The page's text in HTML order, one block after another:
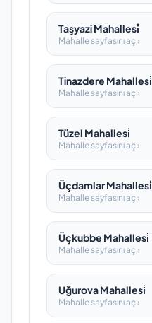
Taşyazi Mahallesi̇
Mahalle sayfasını aç ›
Tinazdere Mahallesi̇
Mahalle sayfasını aç ›
Tüzel Mahallesi̇
Mahalle sayfasını aç ›
Üçdamlar Mahallesi̇
Mahalle sayfasını aç ›
Üçkubbe Mahallesi̇
Mahalle sayfasını aç ›
Uğurova Mahallesi̇
Mahalle sayfasını aç ›